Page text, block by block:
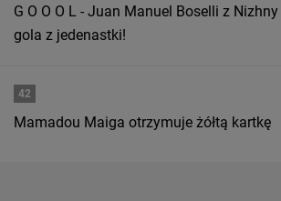
G O O O L - Juan Manuel Boselli z
gola z jedenastki!
42
Mamadou Maiga otrzymuje żółtą kartkę